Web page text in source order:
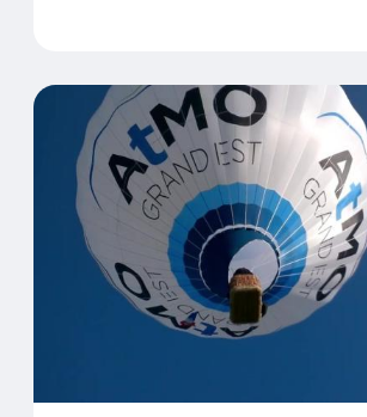
ATMO Grand Est CAP 2030 :